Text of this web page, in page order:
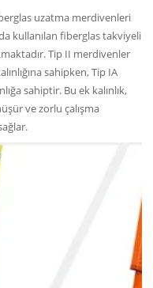
uzatma merdivenleri
kullanılan fiberglas takviyeli
Tip II merdivenler
sahipken, Tip IA
sahiptir. Bu ek kalınlık,
ve zorlu çalışma